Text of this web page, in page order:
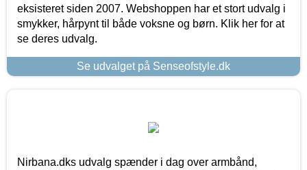
eksisteret siden 2007. Webshoppen har et stort udvalg i
smykker, hårpynt til både voksne og børn. Klik her for at
se deres udvalg.
Se udvalget på Senseofstyle.dk
Nirbana.dks udvalg spænder i dag over armbånd,